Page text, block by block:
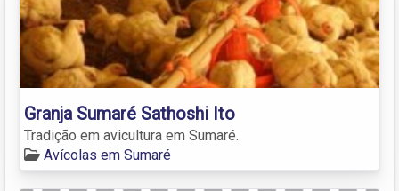
Granja Sumaré Sathoshi Ito
Tradição em avicultura em Sumaré.
Avícolas em Sumaré